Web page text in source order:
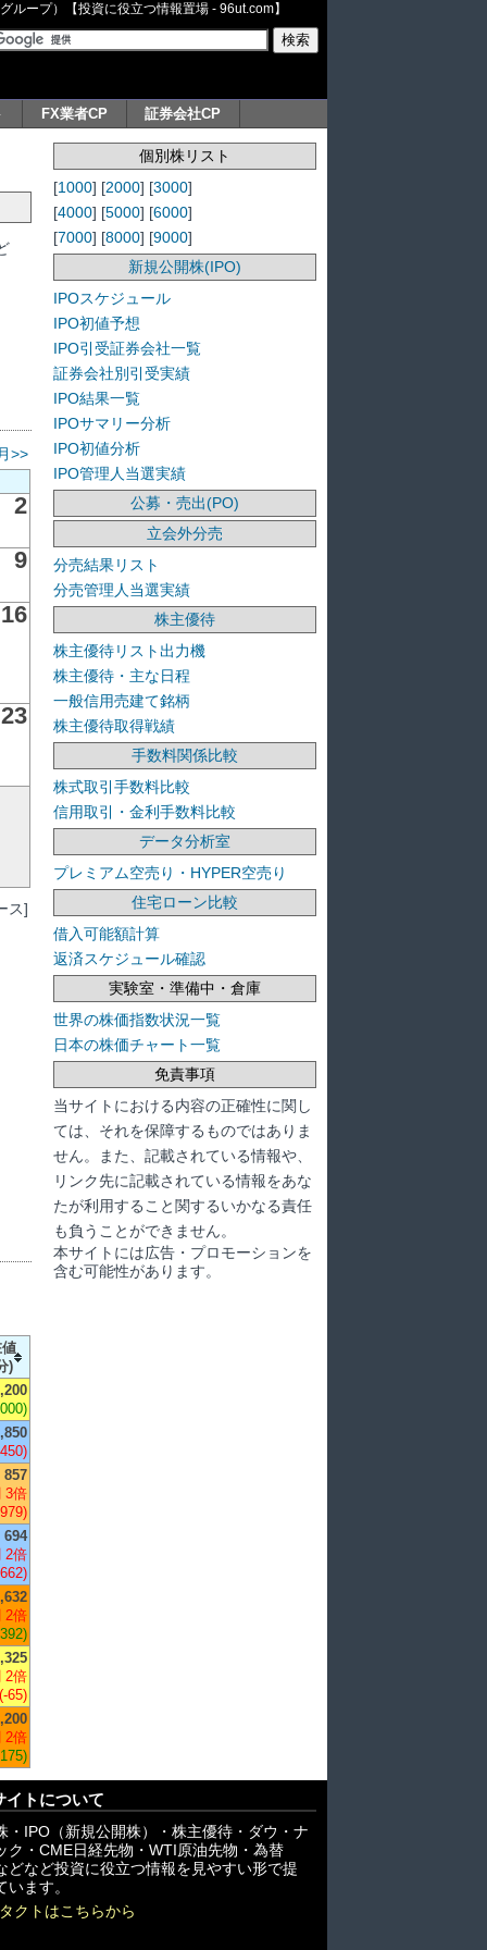
ループ）【投資に役立つ情報置場 - 96ut.com】
FX業者CP 証券会社CP
>>
2
9
16
23
ス]
)
857
3倍
694
2倍
2倍
2倍
(-65)
2倍
個別株リスト
[1000] [2000] [3000]
[4000] [5000] [6000]
[7000] [8000] [9000]
新規公開株(IPO)
IPOスケジュール
IPO初値予想
IPO引受証券会社一覧
証券会社別引受実績
IPO結果一覧
IPOサマリー分析
IPO初値分析
IPO管理人当選実績
公募・売出(PO)
立会外分売
分売結果リスト
分売管理人当選実績
株主優待
株主優待リスト出力機
株主優待・主な日程
一般信用売建て銘柄
株主優待取得戦績
手数料関係比較
株式取引手数料比較
信用取引・金利手数料比較
データ分析室
プレミアム空売り・HYPER空売り
住宅ローン比較
借入可能額計算
返済スケジュール確認
実験室・準備中・倉庫
世界の株価指数状況一覧
日本の株価チャート一覧
免責事項
当サイトにおける内容の正確性に関し
ては、それを保障するものではありま
せん。また、記載されている情報や、
リンク先に記載されている情報をあな
たが利用すること関するいかなる責任
も負うことができません。
本サイトには広告・プロモーションを
含む可能性があります。
イトについて
・IPO（新規公開株）・株主優待・ダウ・ナ
ク・CME日経先物・WTI原油先物・為替
どなど投資に役立つ情報を見やすい形で提
います。
クトはこちらから